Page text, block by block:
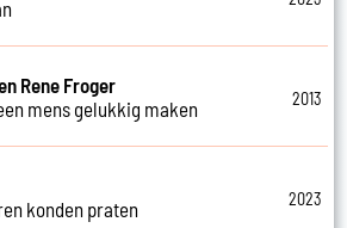
Rene Froger
mens gelukkig maken
2013
konden praten
2023